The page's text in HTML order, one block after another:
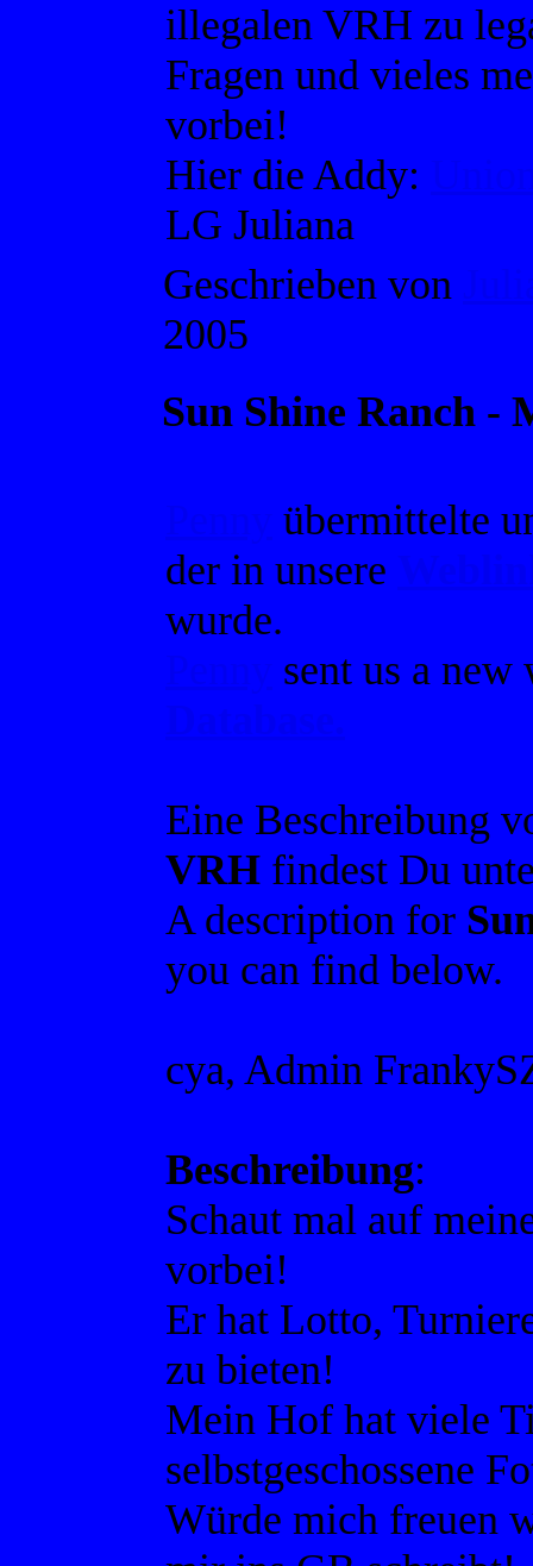
illegalen VRH zu
Fragen und vieles
vorbei!
Hier die Addy:
LG Juliana
Geschrieben von
2005
Sun Shine Ranch -
übermittelte
der in unsere
wurde.
sent us a
Eine Beschreibung
VRH findest Du
A description for
you can find below.
cya, Admin
Beschreibung:
Schaut mal auf
vorbei!
Er hat Lotto,
zu bieten!
Mein Hof hat viele
selbstgeschossene
Würde mich freuen